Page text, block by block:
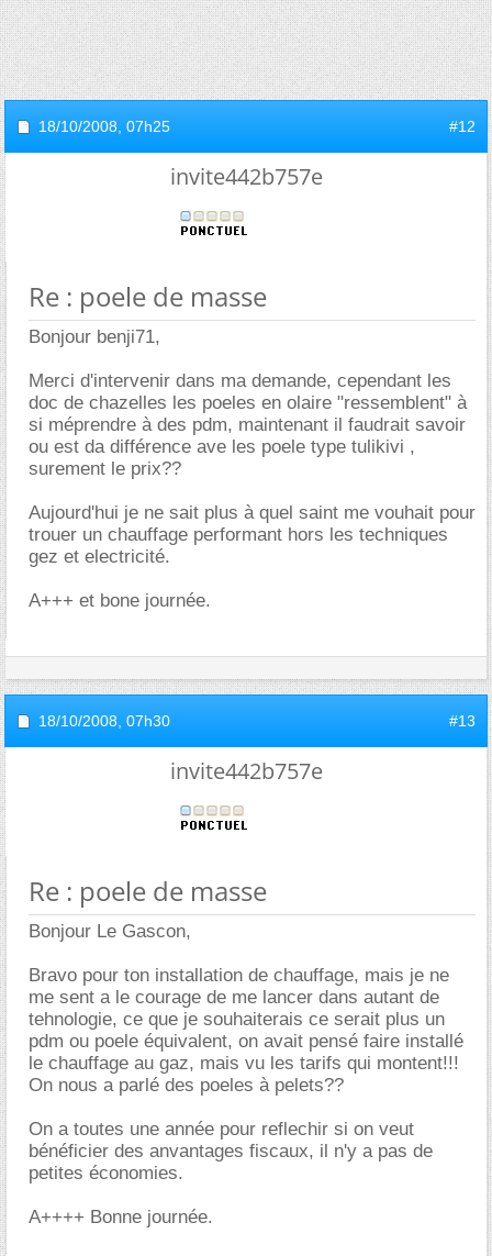
18/10/2008, 07h25 #12
invite442b757e
Re : poele de masse
Bonjour benji71,
Merci d'intervenir dans ma demande, cependant les
doc de chazelles les poeles en olaire "ressemblent" à
si méprendre à des pdm, maintenant il faudrait savoir
ou est da différence ave les poele type tulikivi ,
surement le prix??
Aujourd'hui je ne sait plus à quel saint me vouhait pour
trouer un chauffage performant hors les techniques
gez et electricité.
A+++ et bone journée.
18/10/2008, 07h30 #13
invite442b757e
Re : poele de masse
Bonjour Le Gascon,
Bravo pour ton installation de chauffage, mais je ne
me sent a le courage de me lancer dans autant de
tehnologie, ce que je souhaiterais ce serait plus un
pdm ou poele équivalent, on avait pensé faire installé
le chauffage au gaz, mais vu les tarifs qui montent!!!
On nous a parlé des poeles à pelets??
On a toutes une année pour reflechir si on veut
bénéficier des anvantages fiscaux, il n'y a pas de
petites économies.
A++++ Bonne journée.